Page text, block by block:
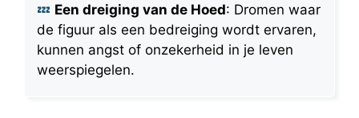
Een dreiging van de Hoed: Dromen waar
de figuur als een bedreiging wordt ervaren,
kunnen angst of onzekerheid in je leven
weerspiegelen.